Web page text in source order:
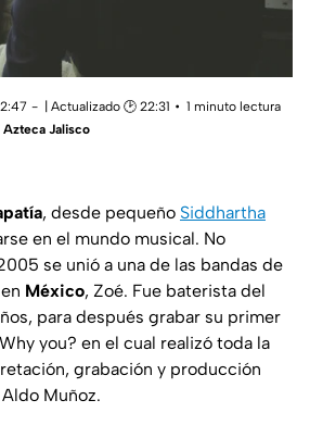
| Actualizado 🕑 22:31
1 minuto lectura
Jalisco
, desde pequeño Siddhartha
en el mundo musical. No
se unió a una de las bandas de
México, Zoé. Fue baterista del
para después grabar su primer
Why you? en el cual realizó toda la
grabación y producción
Muñoz.